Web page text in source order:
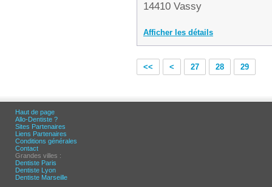
14410 Vassy
Afficher les détails
<< < 27 28 29
Haut de page
Allo-Dentiste ?
Sites Partenaires
Liens Partenaires
Conditions générales
Contact
Grandes villes :
Dentiste Paris
Dentiste Lyon
Dentiste Marseille